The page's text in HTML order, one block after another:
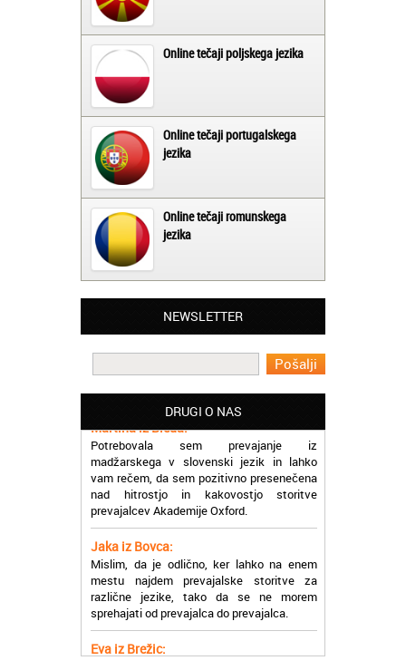
Online tečaji poljskega jezika
Online tečaji portugalskega
jezika
Online tečaji romunskega
jezika
NEWSLETTER
DRUGI O NAS
Matjaž iz Ajdovščine:
Lahko pohvalim vse zaposlene v Akademiji
Oxford, ker so resnično profesionalni in
prevajalske storitve opravljajo hitro in
Martina iz Bleda:
Potrebovala sem prevajanje iz
madžarskega v slovenski jezik in lahko
vam rečem, da sem pozitivno presenečena
nad hitrostjo in kakovostjo storitve
prevajalcev Akademije Oxford.
Jaka iz Bovca:
Mislim, da je odlično, ker lahko na enem
mestu najdem prevajalske storitve za
različne jezike, tako da se ne morem
sprehajati od prevajalca do prevajalca.
Nujno sem potrebovala prevod v francoski